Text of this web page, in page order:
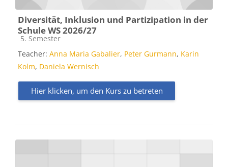
Diversität, Inklusion und Partizipation in der
Schule WS 2026/27
Kursbereich
5. Semester
Teacher: Anna Maria Gabalier, Peter Gurmann, Karin
Kolm, Daniela Wernisch
Hier klicken, um den Kurs zu betreten